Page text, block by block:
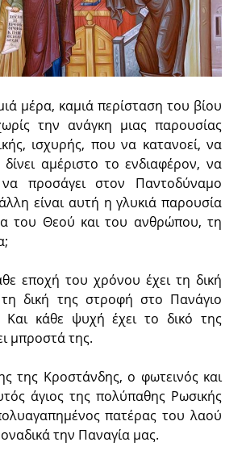
μέρα, καμιά περίσταση του βίου
την ανάγκη μιας παρουσίας
ισχυρής, που να κατανοεί, να
αμέριστο το ενδιαφέρον, να
να προσάγει στον Παντοδύναμο
είναι αυτή η γλυκιά παρουσία
του Θεού και του ανθρώπου, τη
εποχή του χρόνου έχει τη δική
δική της στροφή στο Πανάγιο
κάθε ψυχή έχει το δικό της
μπροστά της.
της Κροστάνδης, ο φωτεινός και
άγιος της πολύπαθης Ρωσικής
πατέρας του λαού
την Παναγία μας.